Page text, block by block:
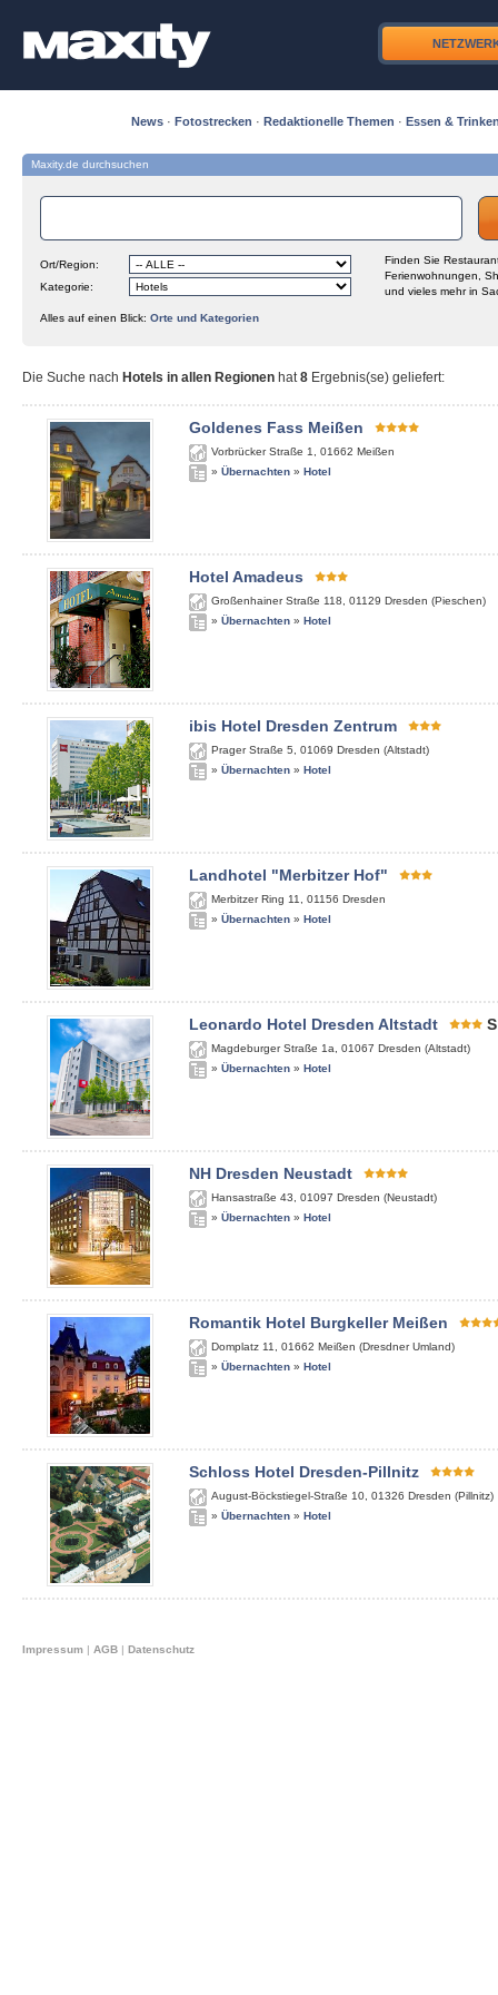
News · Fotostrecken · Redaktionelle Themen · Essen &
Maxity.de durchsuchen
Ort/Region:
Kategorie:
Finden Sie
Ferienwohnungen,
und vieles mehr in
Alles auf einen Blick: Orte und Kategorien
Die Suche nach Hotels in allen Regionen hat8 Ergebnis(se) geliefert:
Goldenes Fass Meißen
Vorbrücker Straße 1 01662 Meißen
» Übernachten » Hotel
Hotel Amadeus
Großenhainer Straße 118 01129 Dresden (Pieschen)
» Übernachten » Hotel
ibis Hotel Dresden Zentrum
Prager Straße 5 01069 Dresden (Altstadt)
» Übernachten » Hotel
Landhotel "Merbitzer Hof"
Merbitzer Ring 11 01156 Dresden
» Übernachten » Hotel
Leonardo Hotel Dresden Altstadt S
Magdeburger Straße 1a 01067 Dresden (Altstadt)
» Übernachten » Hotel
NH Dresden Neustadt
Hansastraße 43 01097 Dresden (Neustadt)
» Übernachten » Hotel
Romantik Hotel Burgkeller Meißen
Domplatz 11 01662 Meißen (Dresdner Umland)
» Übernachten » Hotel
Schloss Hotel Dresden-Pillnitz
August-Böckstiegel-Straße 10 01326 Dresden (Pillnitz)
» Übernachten » Hotel
Impressum | AGB | Datenschutz